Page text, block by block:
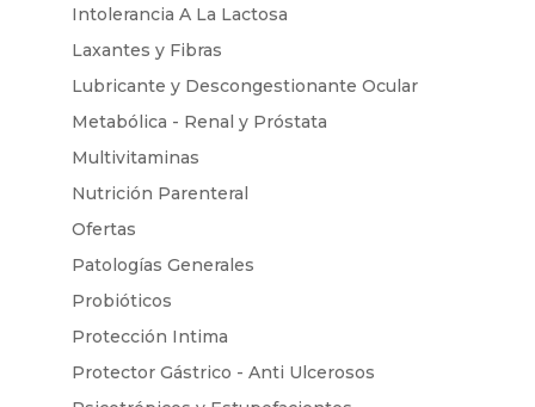
Intolerancia A La Lactosa
Laxantes y Fibras
Lubricante y Descongestionante Ocular
Metabólica - Renal y Próstata
Multivitaminas
Nutrición Parenteral
Ofertas
Patologías Generales
Probióticos
Protección Intima
Protector Gástrico - Anti Ulcerosos